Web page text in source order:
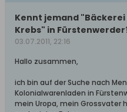
Kennt jemand
Krebs" in
03.07.2011, 22:16
Hallo zusammen,
ich bin auf der Suche nach
Kolonialwarenladen in
mein Uropa, mein Grossvater